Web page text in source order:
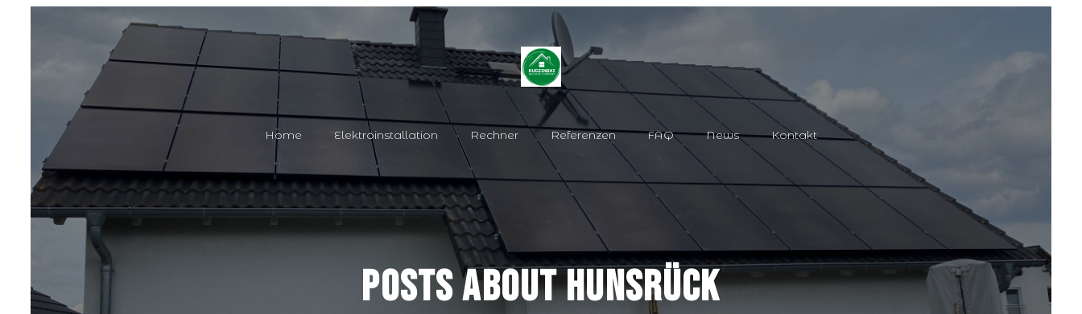
Home Elektroinstallation Rechner Referenzen FAQ News Kontakt
Posts about Hunsrück